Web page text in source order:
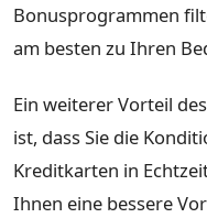
Bonusprogrammen
am besten zu Ihren
Ein weiterer Vorteil
ist, dass Sie die
Kreditkarten in
Ihnen eine bessere